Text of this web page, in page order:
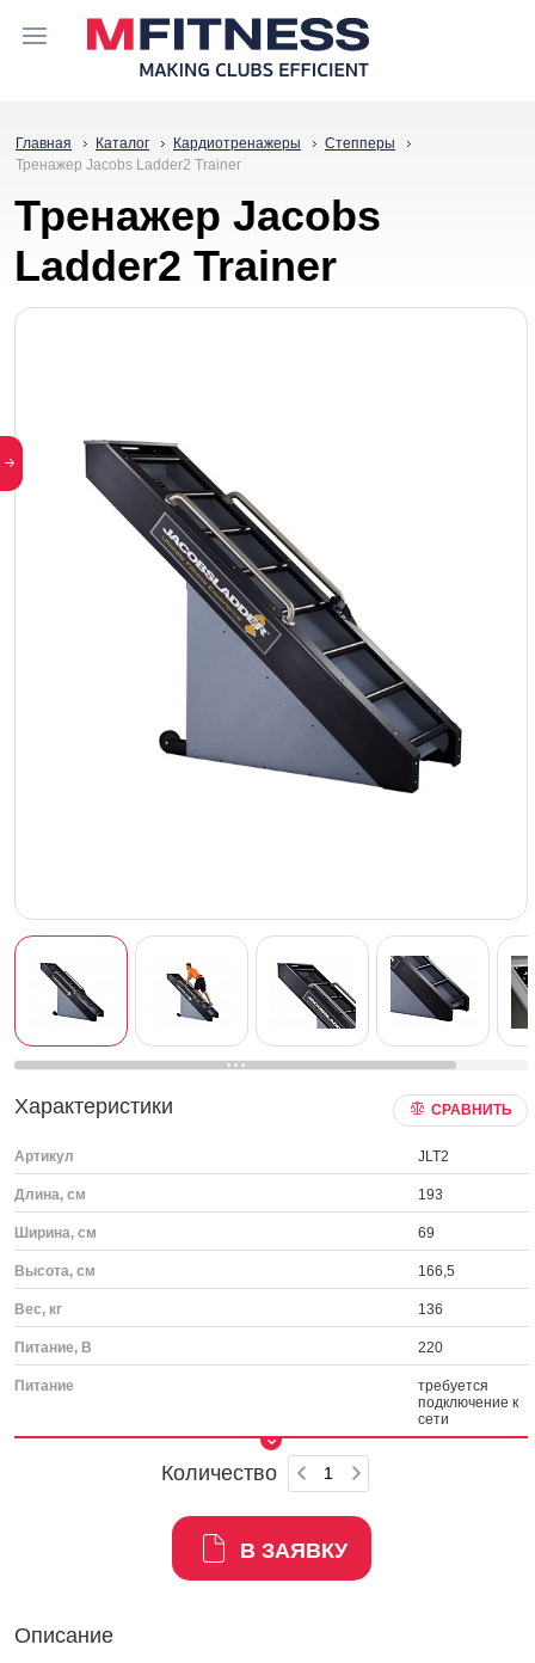
Главная Каталог Кардиотренажеры
Степперы
Тренажер Jacobs Ladder2 Trainer
Тренажер Jacobs
Ladder2 Trainer
Характеристики СРАВНИТЬ
Артикул JLT2
Длина, см 193
Ширина, см 69
Высота, см 166,5
Вес, кг 136
Питание, В 220
Питание
требуется
подключение к
сети
Количество
В ЗАЯВКУ
Описание